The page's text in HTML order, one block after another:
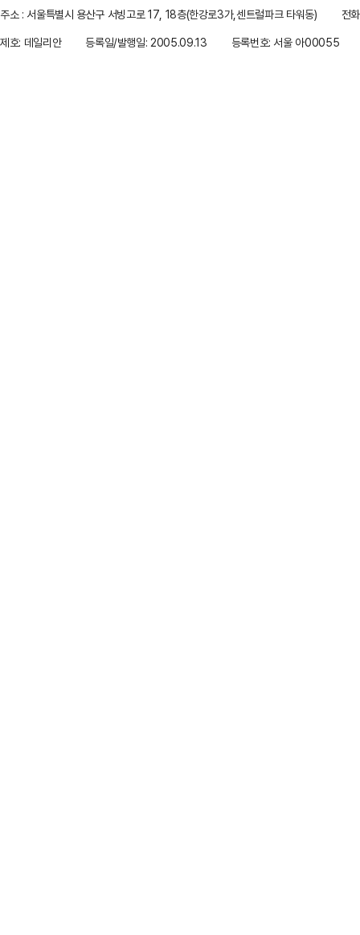
주소 : 서울특별시 용산구 서빙고로 17, 18층(한강로3가,센트럴파크 타워동)
전
제호: 데일리안
등록일/발행일: 2005.09.13 등록번호: 서울 아00055